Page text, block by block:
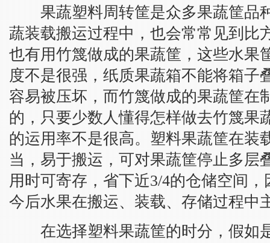
果蔬塑料周转筐是众多果蔬筐品
蔬装载搬运过程中，也会常常见到比
也有用竹篾做成的果蔬筐，这些水果
度不是很强，纸质果蔬箱不能将箱子
容易被压坏，而竹篾做成的果蔬筐在
的，只要少数人懂得怎样做去竹篾果
的运用率不是很高。塑料果蔬筐在装
当，易于搬运，可对果蔬筐停止多层
用时可寄存，省下近3/4的仓储空间
今后水果在搬运、装载、存储过程中
在选择塑料果蔬筐的时分，假如